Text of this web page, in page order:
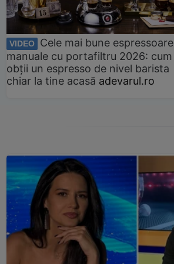
VIDEO
Cele mai bune espressoare
manuale cu portafiltru 2026: cum
obții un espresso de nivel barista
chiar la tine acasă adevarul.ro